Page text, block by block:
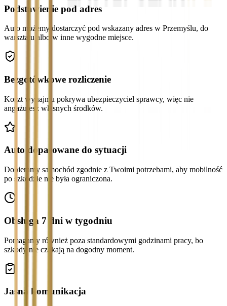
Podstawienie pod adres
Auto możemy dostarczyć pod wskazany adres w Przemyślu, do
warsztatu albo w inne wygodne miejsce.
Bezgotówkowe rozliczenie
Koszt wynajmu pokrywa ubezpieczyciel sprawcy, więc nie
angażujesz własnych środków.
Auto dopasowane do sytuacji
Dobieramy samochód zgodnie z Twoimi potrzebami, aby mobilność
po szkodzie nie była ograniczona.
Obsługa 7 dni w tygodniu
Pomagamy również poza standardowymi godzinami pracy, bo
szkody nie czekają na dogodny moment.
Jasna komunikacja